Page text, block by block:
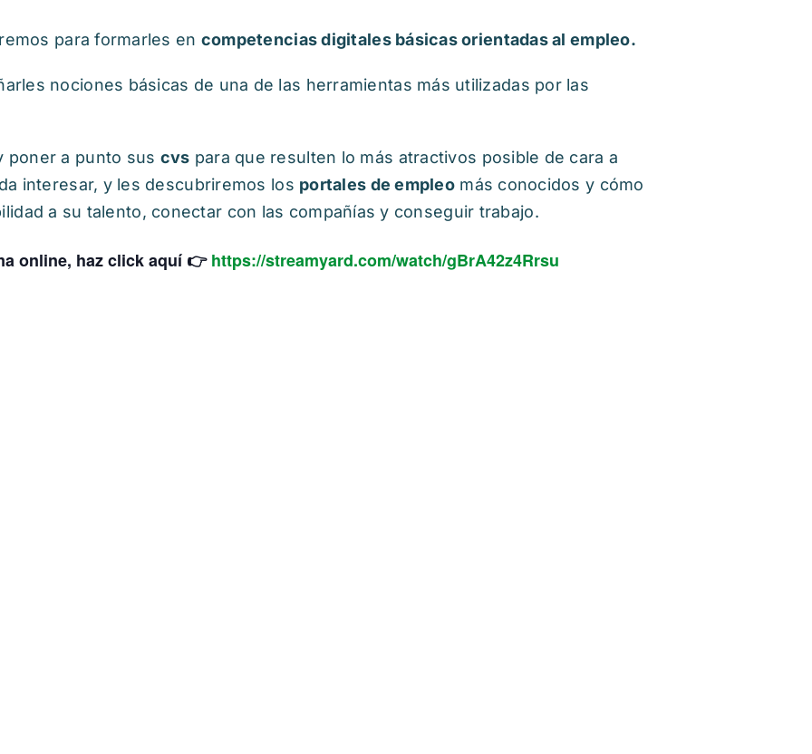
para formarles en competencias digitales básicas orientadas al empleo.
nociones básicas de una de las herramientas más utilizadas por las
poner a punto sus cvs para que resulten lo más atractivos posible de cara a
interesar, y les descubriremos los portales de empleomás conocidos y cómo
a su talento, conectar con las compañías y conseguir trabajo.
online, haz click aquí 👉https://streamyard.com/watch/gBrA42z4Rrsu